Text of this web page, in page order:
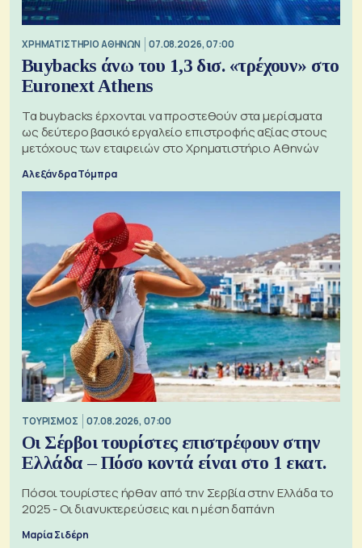
XΡΗΜΑΤΙΣΤΗΡΙΟ ΑΘΗΝΩΝ 07.08.2026, 07:00
Buybacks άνω του 1,3 δισ. «τρέχουν» στο
Euronext Athens
Τα buybacks έρχονται να προστεθούν στα μερίσματα
ως δεύτερο βασικό εργαλείο επιστροφής αξίας στους
μετόχους των εταιρειών στο Χρηματιστήριο Αθηνών
Αλεξάνδρα Τόμπρα
ΤΟΥΡΙΣΜΟΣ 07.08.2026, 07:00
Οι Σέρβοι τουρίστες επιστρέφουν στην
Ελλάδα – Πόσο κοντά είναι στο 1 εκατ.
Πόσοι τουρίστες ήρθαν από την Σερβία στην Ελλάδα το
2025 - Οι διανυκτερεύσεις και η μέση δαπάνη
Μαρία Σιδέρη